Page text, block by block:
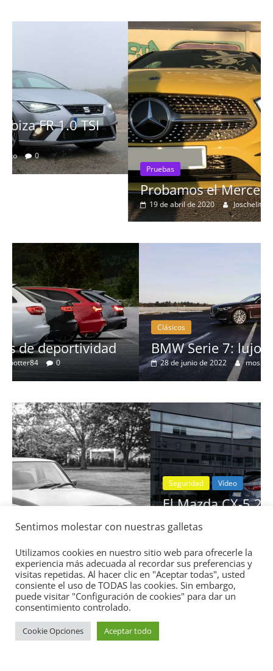
Pruebas
Probamos el Mercedes-Benz A200d
Joschelito 0
Clásicos
BMW Serie 7: lujo desde 1977
28 de junio de 2022 mospotter84 0
Seguridad Vídeo
El Mazda CX-5 2022 logra la máxima
nota en las pruebas de seguridad del
IIHS
11 de noviembre de 2021 mospotter84 0
Copyright © 2026Academia del Motor
Sentimos molestar con nuestras galletas
Utilizamos cookies en nuestro sitio web para ofrecerle la
experiencia más adecuada al recordar sus preferencias y
visitas repetidas. Al hacer clic en "Aceptar todas", usted
consiente el uso de TODAS las cookies. Sin embargo,
puede visitar "Configuración de cookies" para dar un
consentimiento controlado.
Cookie Opciones Aceptar todo